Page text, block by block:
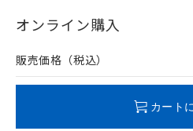
在庫等で未対応品が混在する可
問い合わせください。
オンライン購入
販売価格（税込）
カート